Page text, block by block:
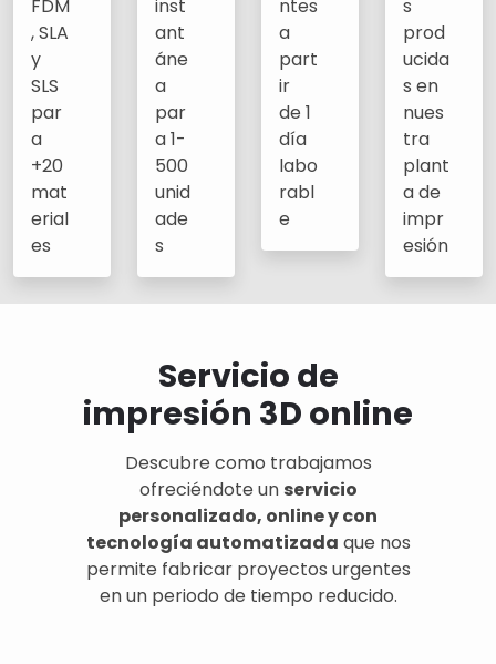
FDM
, SLA
y
SLS
par
a
+20
mat
erial
es
inst
ant
áne
a
par
a 1-
500
unid
ade
s
ntes
a
part
ir
de 1
día
labo
rabl
e
s
prod
ucida
s en
nues
tra
plant
a de
impr
esión
Servicio de
impresión 3D online
Descubre como trabajamos
ofreciéndote un servicio
personalizado, online y con
tecnología automatizada que nos
permite fabricar proyectos urgentes
en un periodo de tiempo reducido.